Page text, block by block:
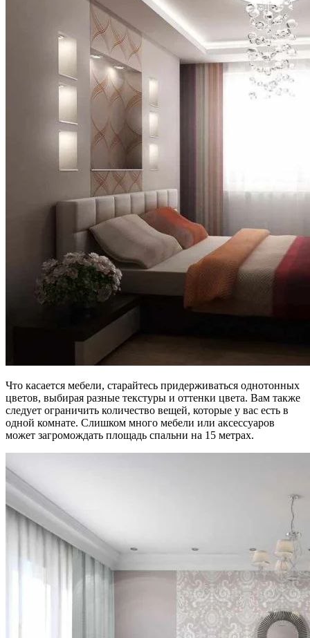
Что касается мебели, старайтесь придерживаться однотонных
цветов, выбирая разные текстуры и оттенки цвета. Вам также
следует ограничить количество вещей, которые у вас есть в
одной комнате. Слишком много мебели или аксессуаров
может загромождать площадь спальни на 15 метрах.